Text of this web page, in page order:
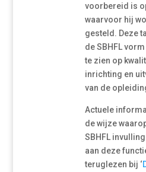
voorbereid is
waarvoor hij
gesteld. Deze
de SBHFL
te zien op
inrichting en
van de
Actuele
de wijze
SBHFL
aan deze
teruglezen bij ‘